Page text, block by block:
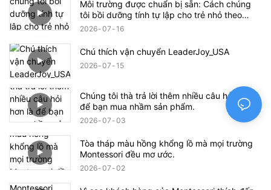
Môi trường được chuẩn bị sẵn: Cách chúng
tôi bồi dưỡng tính tự lập cho trẻ nhỏ theo
phương pháp Montessori
2026 07 16
Chú thích vận chuyển LeaderJoy_USA
2026 07 15
Chúng tôi thà trả lời thêm nhiều câu hỏi hơn là
để bạn mua nhầm sản phẩm.
2026 07 03
Tòa tháp màu hồng khổng lồ mà mọi trường
Montessori đều mơ ước.
2026 07 02